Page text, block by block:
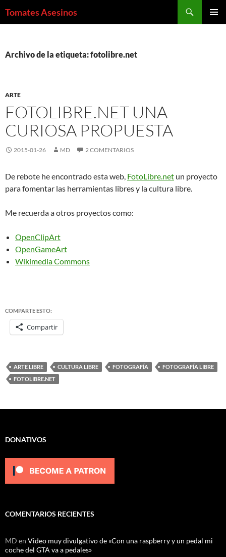
Tomates Asesinos
Archivo de la etiqueta: fotolibre.net
ARTE
FOTOLIBRE.NET UNA
CURIOSA PROPUESTA
2015-01-26 MD 2 COMENTARIOS
De rebote he encontrado esta web, FotoLibre.net un proyecto
para fomentar las herramientas libres y la cultura libre.
Me recuerda a otros proyectos como:
OpenClipArt
OpenGameArt
Wikimedia Commons
COMPARTE ESTO:
Compartir
ARTE LIBRE CULTURA LIBRE FOTOGRAFÍA
FOTOGRAFÍA LIBRE
FOTOLIBRE.NET
DONATIVOS
COMENTARIOS RECIENTES
MD en Video muy divulgativo de «Con una raspberry y un pedal mi
coche del GTA va a pedales»